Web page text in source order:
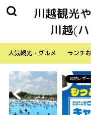
川越観光
川越(
人気観光・グルメ ランチ
スポーツ